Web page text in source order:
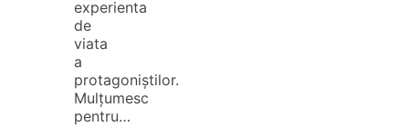
experienta
de
viata
a
protagoniștilor.
Mulțumesc
pentru…